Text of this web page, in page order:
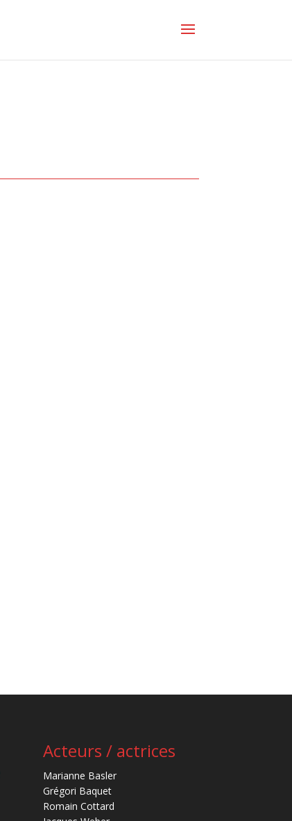
Acteurs / actrices
Marianne Basler
Grégori Baquet
Romain Cottard